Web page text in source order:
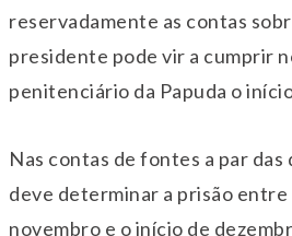
reservadamente as contas
presidente pode vir a cumprir
penitenciário da Papuda o
Nas contas de fontes a par das
deve determinar a prisão entre
novembro e o início de